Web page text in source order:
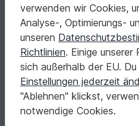
Startseite Nähen
Kuschelset Animals Schwein
Kuschelset Animals
verwenden wir Cookies,
Analyse-, Optimierungs-
unseren
Richtlinien. Einige
sich außerhalb der EU.
Einstellungen jederzeit
"Ablehnen" klickst,
notwendige Cookies.